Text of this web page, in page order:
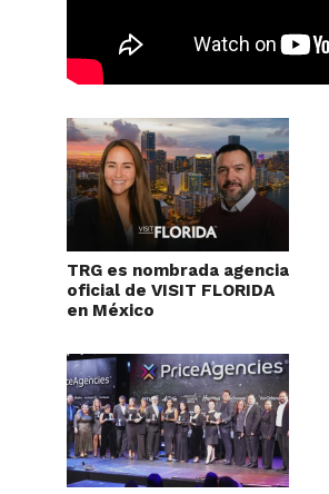
TRG es nombrada agencia
oficial de VISIT FLORIDA
en México